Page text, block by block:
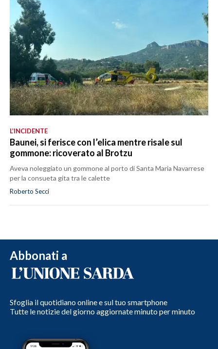
L’INCIDENTE
Baunei, si ferisce con l’elica mentre risale sul
gommone: ricoverato al Brotzu
Aveva noleggiato un gommone al porto di Santa Maria Navarrese
per la consueta gita tra le calette
Roberto Secci
Abbonati a
Sfoglia il quotidiano online e sul tuo smartphone
Tutte le notizie del giorno aggiornate minuto per minuto